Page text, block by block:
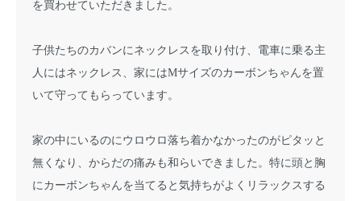
を買わせていただきました。
子供たちのカバンにネックレスを取り付け、電車に乗る主
人にはネックレス、家にはMサイズのカーボンちゃんを置
いて守ってもらっています。
家の中にいるのにウロウロ落ち着かなかったのがピタッと
無くなり、からだの痛みも和らいできました。特に頭と胸
にカーボンちゃんを当てると気持ちがよくリラックスする